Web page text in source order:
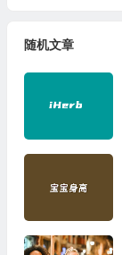
随机文章